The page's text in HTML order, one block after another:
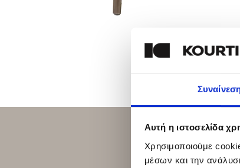
Αυτή η ιστοσελίδα
Χρησιμοποιούμε
μέσων και την